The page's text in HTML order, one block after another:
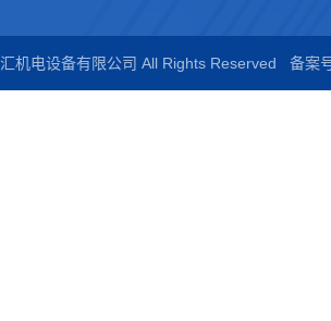
机电设备有限公司 All Rights Reserved 备案